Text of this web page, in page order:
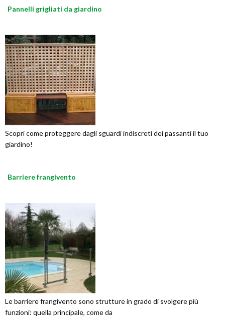
Pannelli grigliati da giardino
Scopri come proteggere dagli sguardi indiscreti dei passanti il tuo
giardino!
Barriere frangivento
Le barriere frangivento sono strutture in grado di svolgere più
funzioni: quella principale, come da